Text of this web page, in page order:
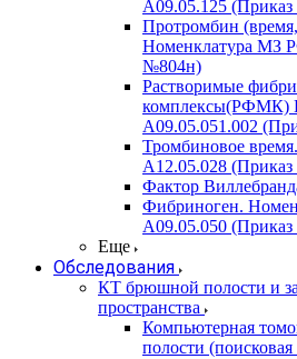
A09.05.125
Протромбин
Номенклатура МЗ
№804н)
Растворимые
комплексы(РФМК)
A09.05.051.002
Тромбиновое
A12.05.028
Фактор
Фибриноген.
A09.05.050
Еще
Обследования
КТ брюшной полости и
пространства
Компьютерная
полости